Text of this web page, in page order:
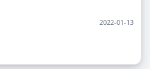
2022-01-13